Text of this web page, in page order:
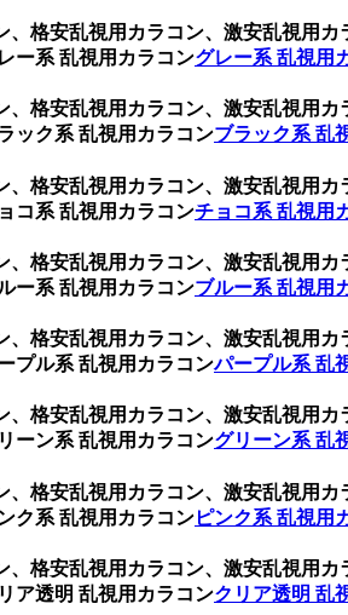
格安乱視用カラコン、激安乱視用
ー系 乱視用カラコングレー系 乱視用
格安乱視用カラコン、激安乱視用
ック系 乱視用カラコンブラック系 乱
格安乱視用カラコン、激安乱視用
コ系 乱視用カラコンチョコ系 乱視用
格安乱視用カラコン、激安乱視用
ー系 乱視用カラコンブルー系 乱視用
格安乱視用カラコン、激安乱視用
プル系 乱視用カラコンパープル系 乱
格安乱視用カラコン、激安乱視用
ーン系 乱視用カラコングリーン系 乱
格安乱視用カラコン、激安乱視用
ク系 乱視用カラコンピンク系 乱視用
格安乱視用カラコン、激安乱視用
ア透明 乱視用カラコンクリア透明 乱